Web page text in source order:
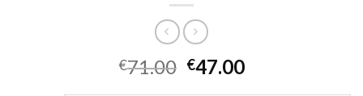
€71.00 €47.00